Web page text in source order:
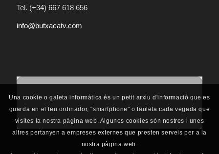
Tel. (+34) 667 618 656
info@butxacatv.com
Per a la correcta visualització, ha d'acceptar les
cookies.
Una cookie o galeta informàtica és un petit arxiu d'informació que es
guarda en el teu ordinador, "smartphone" o tauleta cada vegada que
visites la nostra pàgina web. Algunes cookies són nostres i unes
altres pertanyen a empreses externes que presten serveis per a la
nostra pàgina web.